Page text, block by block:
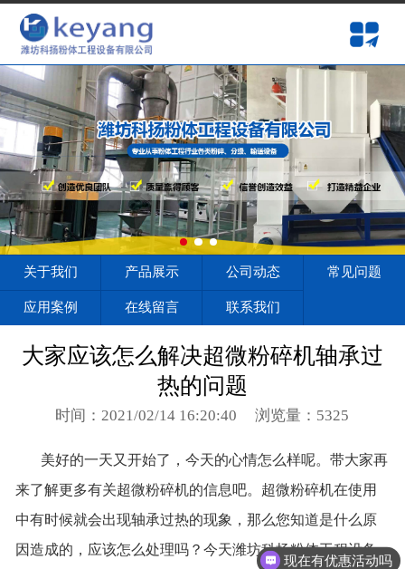
关于我们
产品展示
公司动态
常见问题
应用案例
在线留言
联系我们
关于我们 产品展示 公司动态 常见问题
应用案例 在线留言 联系我们
大家应该怎么解决超微粉碎机轴承过
热的问题
时间：2021/02/14 16:20:40 浏览量：5325
美好的一天又开始了，今天的心情怎么样呢。带大家再
来了解更多有关超微粉碎机的信息吧。超微粉碎机在使用
中有时候就会出现轴承过热的现象，那么您知道是什么原
因造成的，应该怎么处理吗？今天潍坊科扬粉体工程设备
现在有优惠活动吗